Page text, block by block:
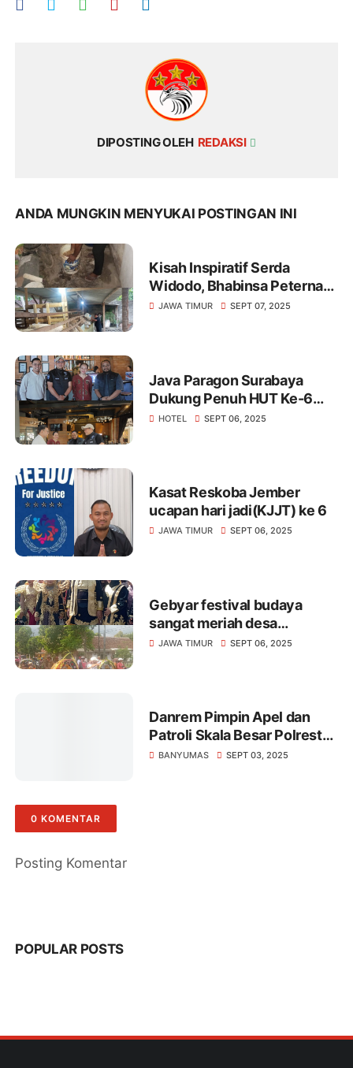
DIPOSTING OLEH REDAKSI
ANDA MUNGKIN MENYUKAI POSTINGAN INI
Kisah Inspiratif Serda
Widodo, Bhabinsa Peternak
Kambing Yang mendapat
JAWA TIMUR SEPT 07, 2025
Java Paragon Surabaya
Dukung Penuh HUT Ke-6
KJJT Tahun 2025
HOTEL SEPT 06, 2025
Kasat Reskoba Jember
ucapan hari jadi(KJJT) ke 6
JAWA TIMUR SEPT 06, 2025
Gebyar festival budaya
sangat meriah desa
pondokdalem semboro
JAWA TIMUR SEPT 06, 2025
Danrem Pimpin Apel dan
Patroli Skala Besar Polresta
Banyumas Bersama
BANYUMAS SEPT 03, 2025
0 KOMENTAR
Posting Komentar
POPULAR POSTS